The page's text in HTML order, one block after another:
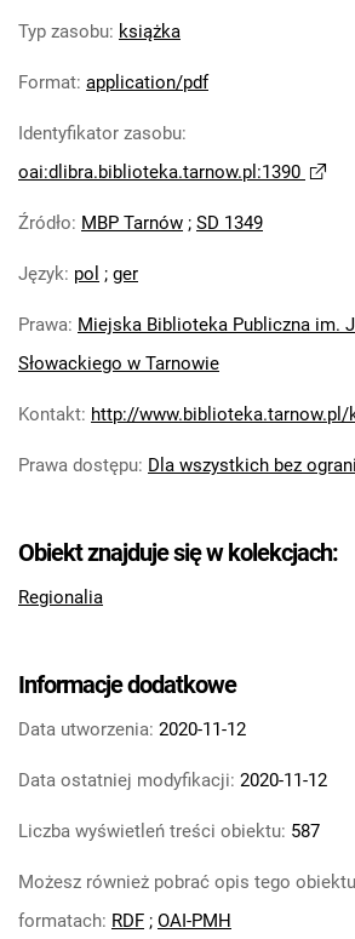
Typ zasobu: książka
Format: application/pdf
Identyfikator zasobu:
oai:dlibra.biblioteka.tarnow.pl:1390
Źródło: MBP Tarnów ; SD 1349
Język: pol ; ger
Prawa: Miejska Biblioteka Publiczna im.
Słowackiego w Tarnowie
Kontakt: http://www.biblioteka.tarnow.pl/
Prawa dostępu: Dla wszystkich bez
Obiekt znajduje się w kolekcjach:
Regionalia
Informacje dodatkowe
Data utworzenia: 2020-11-12
Data ostatniej modyfikacji: 2020-11-12
Liczba wyświetleń treści obiektu: 587
Możesz również pobrać opis tego
formatach: RDF ; OAI-PMH